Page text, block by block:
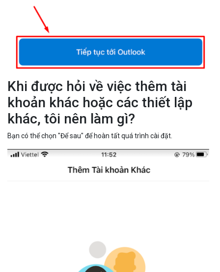
Khi được hỏi về việc thêm tài
khoản khác hoặc các thiết lập
khác, tôi nên làm gì?
Bạn có thể chọn "Để sau" để hoàn tất quá trình cài đặt.